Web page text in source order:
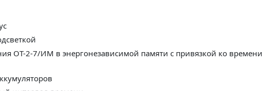
ОТ-2-7/ИМ в энергонезависимой памяти с привязкой ко